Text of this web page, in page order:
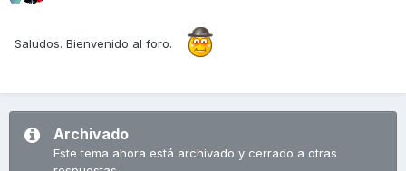
Saludos. Bienvenido al foro.
Archivado
Este tema ahora está archivado y cerrado a otras